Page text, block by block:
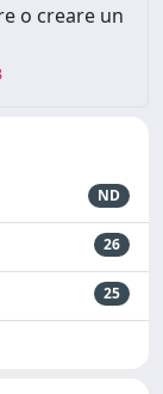
o creare un
ND
26
25